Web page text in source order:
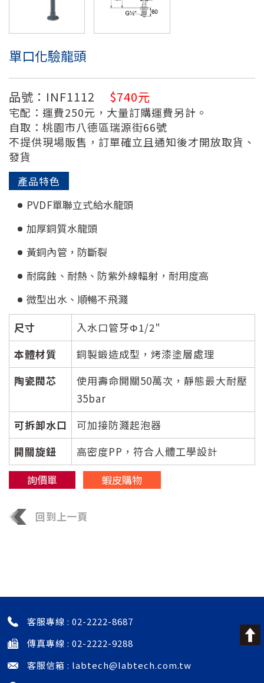
單口化驗龍頭
品號：INF1112 $740元
宅配：運費250元，大量訂購運費另計。
自取：桃園市八德區瑞源街66號
不提供現場販售，訂單確立且通知後才開放取貨、
發貨
產品特色
PVDF單聯立式給水龍頭
加厚銅質水龍頭
黃銅內管，防斷裂
耐腐蝕、耐熱、防紫外線輻射，耐用度高
微型出水、順暢不飛濺
尺寸
入水口管牙Φ1/2"
本體材質
銅製鍛造成型，烤漆塗層處理
陶瓷閥芯
使用壽命開關50萬次，靜態最大耐壓
35bar
可拆卸水口
可加接防濺起泡器
開關旋鈕
高密度PP，符合人體工學設計
詢價單
蝦皮購物
回到上一頁
客服專線 : 02-2222-8687
傳真專線 : 02-2222-9288
客服信箱 : labtech@labtech.com.tw